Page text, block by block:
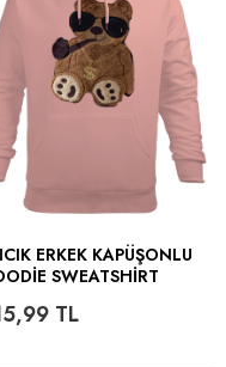
ERKEK KAPÜŞONLU
SWEATSHIRT
TL